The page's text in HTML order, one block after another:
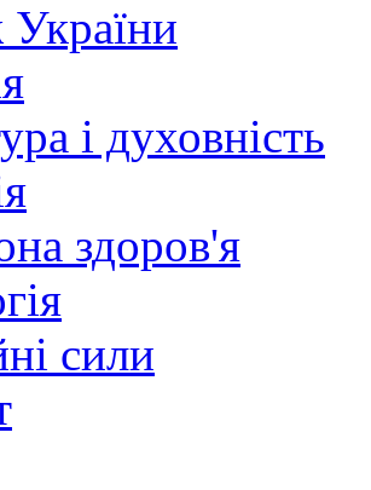
України
і духовність
здоров'я
сили